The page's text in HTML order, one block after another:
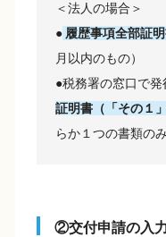
＜法人の場合＞
● 履歴事項全部証
月以内のもの）
●税務署の窓口で
証明書（「その１
らか１つの書類の
②交付申請の入